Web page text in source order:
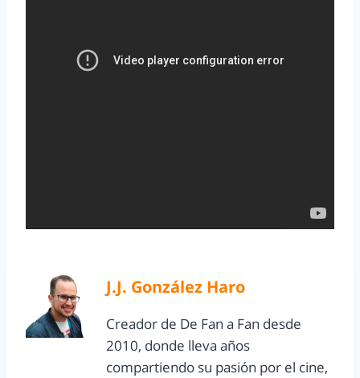
J.J. González Haro
Creador de De Fan a Fan desde
2010, donde lleva años
compartiendo su pasión por el cine,